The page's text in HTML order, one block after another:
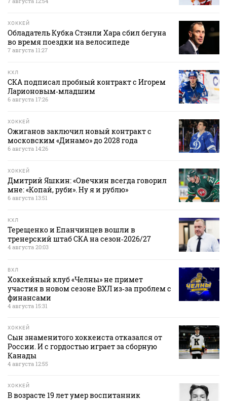
ХОККЕЙ
Обладатель Кубка Стэнли Хара сбил бегуна
во время поездки на велосипеде
7 августа 11:27
КХЛ
СКА подписал пробный контракт с Игорем
Ларионовым‑младшим
6 августа 17:26
ХОККЕЙ
Ожиганов заключил новый контракт с
московским «Динамо» до 2028 года
6 августа 14:26
ХОККЕЙ
Дмитрий Яшкин: «Овечкин всегда говорил
мне: «Копай, руби». Ну я и рублю»
6 августа 13:51
КХЛ
Терещенко и Епанчинцев вошли в
тренерский штаб СКА на сезон‑2026/27
4 августа 20:03
ВХЛ
Хоккейный клуб «Челны» не примет
участия в новом сезоне ВХЛ из‑за проблем с
финансами
4 августа 15:31
ХОККЕЙ
Сын знаменитого хоккеиста отказался от
России. И с гордостью играет за сборную
Канады
4 августа 12:55
ХОККЕЙ
В возрасте 19 лет умер воспитанник